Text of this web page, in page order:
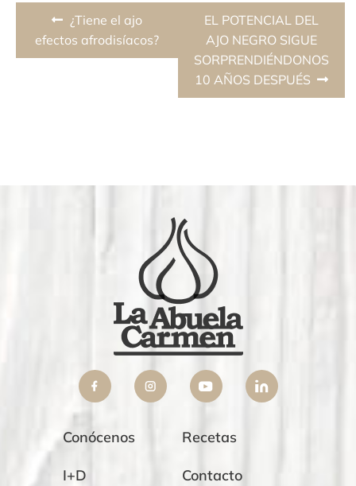
Navegación
de
Previous
post:
¿Tiene el ajo
efectos afrodisíacos?
Next
post:
EL POTENCIAL DEL
AJO NEGRO SIGUE
SORPRENDIÉNDONOS
10 AÑOS DESPUÉS
Conócenos
I+D
Recetas
Contacto